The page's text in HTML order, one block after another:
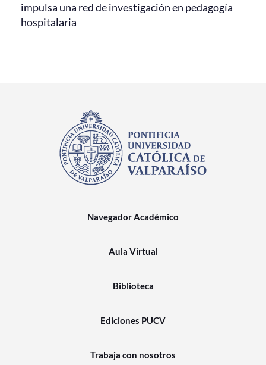
impulsa una red de investigación en pedagogía
hospitalaria
Navegador Académico
Aula Virtual
Biblioteca
Ediciones PUCV
Trabaja con nosotros